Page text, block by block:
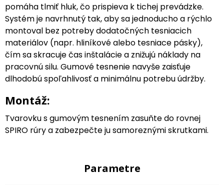
pomáha tlmiť hluk, čo prispieva k tichej prevádzke.
Systém je navrhnutý tak, aby sa jednoducho a rýchlo
montoval bez potreby dodatočných tesniacich
materiálov (napr. hliníkové alebo tesniace pásky),
čím sa skracuje čas inštalácie a znižujú náklady na
pracovnú silu. Gumové tesnenie navyše zaisťuje
dlhodobú spoľahlivosť a minimálnu potrebu údržby.
Montáž:
Tvarovku s gumovým tesnením zasuňte do rovnej
SPIRO rúry a zabezpečte ju samoreznými skrutkami.
Parametre